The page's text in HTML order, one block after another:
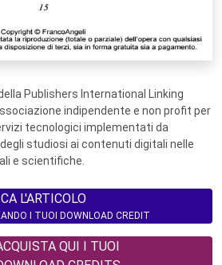
Publishers International Linking
indipendente e non profit per
tecnologici implementati da
studiosi ai contenuti digitali nelle
e scientifiche.
L'ARTICOLO
I TUOI DOWNLOAD CREDIT
QUI I TUOI